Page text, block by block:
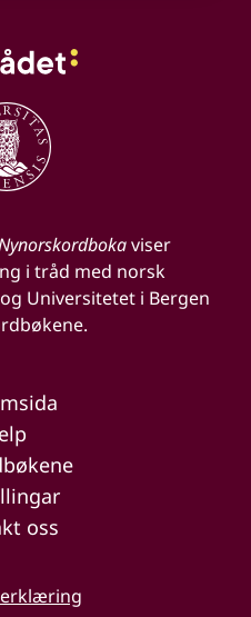
viser
i tråd med norsk
Universitetet i Bergen
oss